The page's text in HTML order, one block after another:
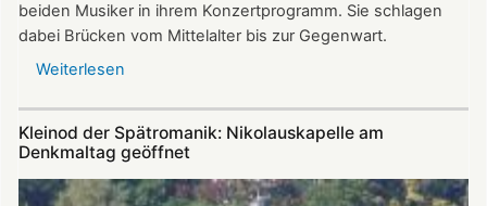
beiden Musiker in ihrem Konzertprogramm. Sie schlagen
dabei Brücken vom Mittelalter bis zur Gegenwart.
Weiterlesen
der
Nikolauskapelle
Kleinod der Spätromanik: Nikolauskapelle am
Denkmaltag geöffnet